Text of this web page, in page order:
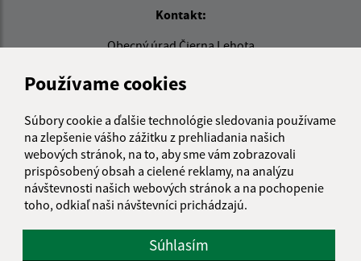
Používame cookies
Súbory cookie a ďalšie technológie sledovania používame
na zlepšenie vášho zážitku z prehliadania našich
webových stránok, na to, aby sme vám zobrazovali
prispôsobený obsah a cielené reklamy, na analýzu
návštevnosti našich webových stránok a na pochopenie
toho, odkiaľ naši návštevníci prichádzajú.
Súhlasím
Kontakt:
Obecný úrad Čierna Lehota
049 36 Slavošovce
obec@obecciernalehota.sk
+421 58 788 37 70
IČO: 00328154